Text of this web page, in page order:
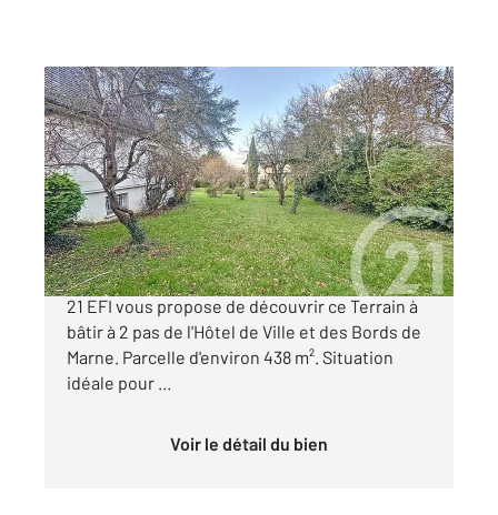
NOISY LE GRAND 93
438 m2
Ref : 14958
Terrain à vendre
320 000 €
Rare en centre ville de Noisy le Grand. Century
21 EFI vous propose de découvrir ce Terrain à
bâtir à 2 pas de l'Hôtel de Ville et des Bords de
Marne. Parcelle d'environ 438 m². Situation
idéale pour ...
Voir le détail du bien